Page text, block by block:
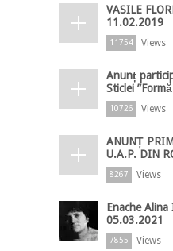
VASILE
11.02.2019
11754 Views
Anunț
Sticlei
10726 Views
ANUNȚ
U.A.P. DIN
8267 Views
Enache
05.03.2021
7855 Views